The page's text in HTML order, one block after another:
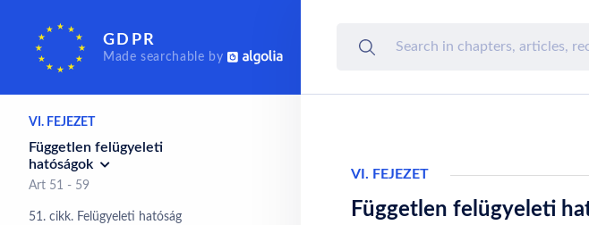
GDPR
Made searchable by
részére történő
továbbítása
Art 44 - 50
VI. FEJEZET
Független felügyeleti
hatóságok
Art 51 - 59
51. cikk. Felügyeleti hatóság
VI. FEJEZET
Független felügyeleti